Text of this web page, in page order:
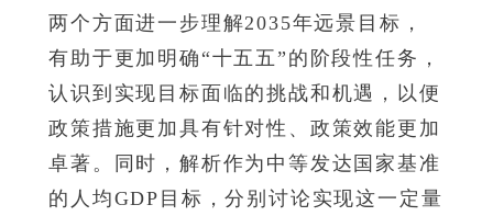
两个方面进一步理解2035年远景目标，
有助于更加明确“十五五”的阶段性任务，
认识到实现目标面临的挑战和机遇，以便
政策措施更加具有针对性、政策效能更加
卓著。同时，解析作为中等发达国家基准
的人均GDP目标，分别讨论实现这一定量